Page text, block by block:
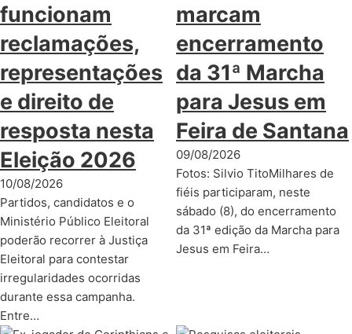
funcionam
reclamações,
representações
e direito de
resposta nesta
Eleição 2026
10/08/2026
Partidos, candidatos e o
Ministério Público Eleitoral
poderão recorrer à Justiça
Eleitoral para contestar
irregularidades ocorridas
durante essa campanha.
Entre…
marcam
encerramento
da 31ª Marcha
para Jesus em
Feira de Santana
09/08/2026
Fotos: Silvio TitoMilhares de
fiéis participaram, neste
sábado (8), do encerramento
da 31ª edição da Marcha para
Jesus em Feira…